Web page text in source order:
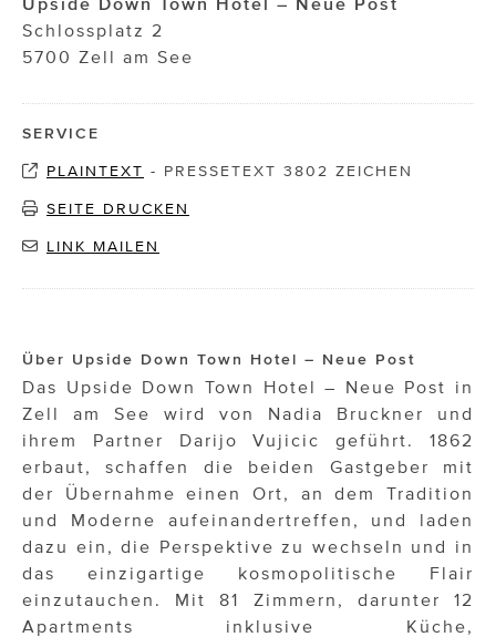
Schlossplatz 2
5700 Zell am See
SERVICE
PLAINTEXT - PRESSETEXT 3802 ZEICHEN
SEITE DRUCKEN
LINK MAILEN
Über Upside Down Town Hotel – Neue Post
Das Upside Down Town Hotel – Neue Post in
Zell am See wird von Nadia Bruckner und
ihrem Partner Darijo Vujicic geführt. 1862
erbaut, schaffen die beiden Gastgeber mit
der Übernahme einen Ort, an dem Tradition
und Moderne aufeinandertreffen, und laden
dazu ein, die Perspektive zu wechseln und in
das einzigartige kosmopolitische Flair
einzutauchen. Mit 81 Zimmern, darunter 12
Apartments inklusive Küche,